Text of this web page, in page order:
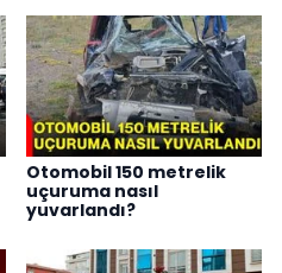
Otomobil 150 metrelik
uçuruma nasıl
yuvarlandı?